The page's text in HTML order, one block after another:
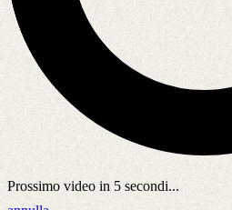
Prossimo video in 5 secondi...